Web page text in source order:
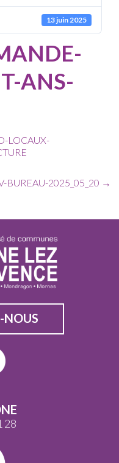
13 juin 2025
ANS-
LOCAUX-
BUREAU-2025_05_20 →
NOUS
28